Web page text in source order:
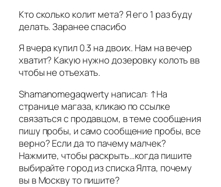
Кто сколько колит мета? Я его 1 раз буду
делать. Заранее спасибо
Я вчера купил 0.3 на двоих. Нам на вечер
хватит? Какую нужно дозеровку колоть вв
чтобы не отъехать.
Shamanomegaqwerty написал: ↑На
странице магаза, кликаю по ссылке
связаться с продавцом, в теме сообщения
пишу пробы, и само сообщение пробы, все
верно? Если да то пачему малчек?
Нажмите, чтобы раскрыть…когда пишите
выбирайте город из списка Ялта, почему
вы в Москву то пишите?